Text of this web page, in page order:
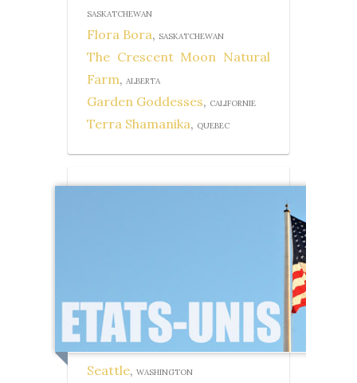
SASKATCHEWAN
Flora Bora, SASKATCHEWAN
The Crescent Moon Natural
Farm, ALBERTA
Garden Goddesses, CALIFORNIE
Terra Shamanika, QUEBEC
Seattle, WASHINGTON